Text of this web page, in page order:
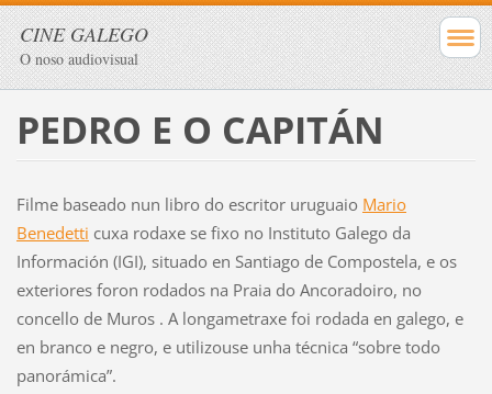
CINE GALEGO
O noso audiovisual
PEDRO E O CAPITÁN
Filme baseado nun libro do escritor uruguaio Mario
Benedetti cuxa rodaxe se fixo no Instituto Galego da
Información (IGI), situado en Santiago de Compostela, e os
exteriores foron rodados na Praia do Ancoradoiro, no
concello de Muros . A longametraxe foi rodada en galego, e
en branco e negro, e utilizouse unha técnica “sobre todo
panorámica”.